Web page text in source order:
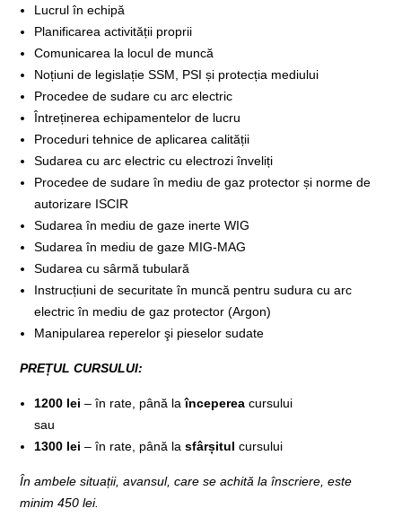
Lucrul în echipă
Planificarea activității proprii
Comunicarea la locul de muncă
Noțiuni de legislație SSM, PSI și protecția mediului
Procedee de sudare cu arc electric
Întreținerea echipamentelor de lucru
Proceduri tehnice de aplicarea calității
Sudarea cu arc electric cu electrozi înveliți
Procedee de sudare în mediu de gaz protector și norme de
autorizare ISCIR
Sudarea în mediu de gaze inerte WIG
Sudarea în mediu de gaze MIG-MAG
Sudarea cu sârmă tubulară
Instrucțiuni de securitate în muncă pentru sudura cu arc
electric în mediu de gaz protector (Argon)
Manipularea reperelor şi pieselor sudate
PREȚUL CURSULUI:
1200 lei – în rate, până laînceperea cursului
sau
1300 lei – în rate, până lasfârșitul cursului
În ambele situații, avansul, care se achită la înscriere, este
minim 450 lei.